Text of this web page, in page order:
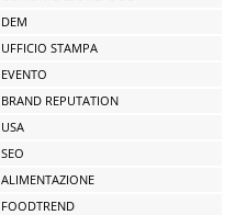
DEM
UFFICIO STAMPA
EVENTO
BRAND REPUTATION
USA
SEO
ALIMENTAZIONE
FOODTREND